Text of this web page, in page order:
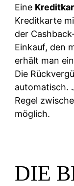
Eine
Kreditkarte
der
Einkauf, den
erhält man
Die
automatisch.
Regel
möglich.
DIE